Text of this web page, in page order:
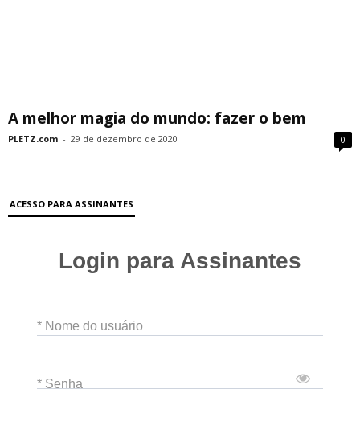
A melhor magia do mundo: fazer o bem
PLETZ.com - 29 de dezembro de 2020 0
ACESSO PARA ASSINANTES
Login para Assinantes
* Nome do usuário
* Senha